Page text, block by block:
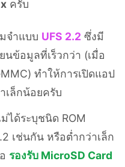
ครับ
จำแบบ UFS 2.2ซึ่งมี
นข้อมูลที่เร็วกว่า (เมื่อ
ทำให้การเปิดแอป
เล็กน้อยครับ
ได้ระบุชนิด ROM
เช่นกัน หรือต่ำกว่าเล็ก
รองรับ MicroSD Card